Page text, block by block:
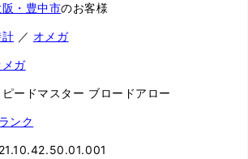
阪・豊中市のお客様
／ オメガ
メガ
ピードマスター ブロードアロー
ンク